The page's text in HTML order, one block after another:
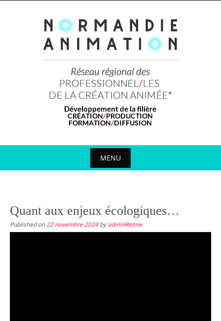
MENU
content
Quant aux enjeux écologiques…
Published on22 novembre 2024byadminRetine